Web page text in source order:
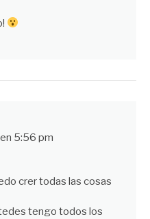
5:56 pm
crer todas las cosas
tengo todos los